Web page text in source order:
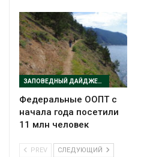
ЗАПОВЕДНЫЙ ДАЙДЖЕСТ
Федеральные ООПТ с
начала года посетили
11 млн человек
PREV СЛЕДУЮЩИЙ